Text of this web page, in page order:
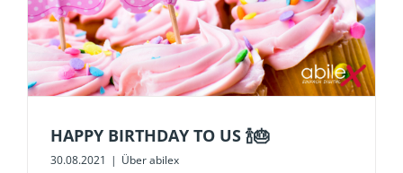
HAPPY BIRTHDAY TO US 🍾🎂
30.08.2021 | Über abilex